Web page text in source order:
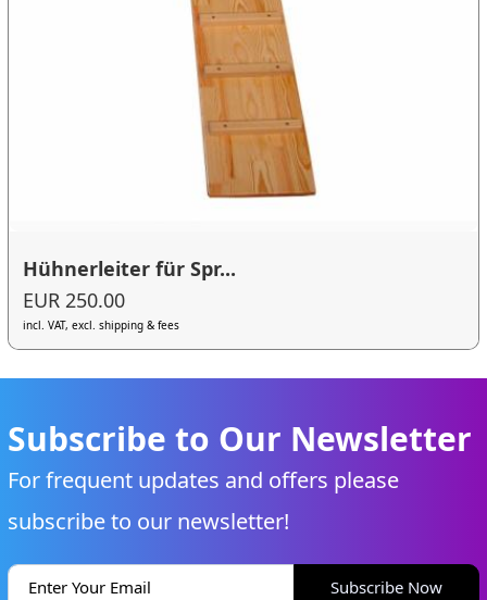
Hühnerleiter für Spr...
EUR 250.00
incl. VAT, excl. shipping & fees
Subscribe to Our Newsletter
For frequent updates and offers please
subscribe to our newsletter!
Subscribe Now